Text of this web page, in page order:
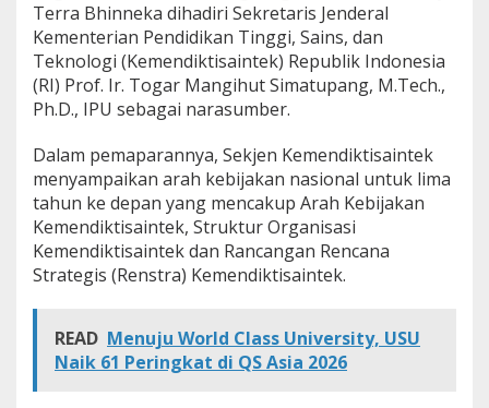
a
s
i
"
S
i
e
r
g
i
,
I
n
o
s
i
Terra Bhinneka dihadiri Sekretaris Jenderal
Kementerian Pendidikan Tinggi, Sains, dan
Teknologi (Kemendiktisaintek) Republik Indonesia
(RI) Prof. Ir. Togar Mangihut Simatupang, M.Tech.,
Ph.D., IPU sebagai narasumber.
Dalam pemaparannya, Sekjen Kemendiktisaintek
menyampaikan arah kebijakan nasional untuk lima
tahun ke depan yang mencakup Arah Kebijakan
Kemendiktisaintek, Struktur Organisasi
Kemendiktisaintek dan Rancangan Rencana
Strategis (Renstra) Kemendiktisaintek.
READ Menuju World Class University, USU
Naik 61 Peringkat di QS Asia 2026